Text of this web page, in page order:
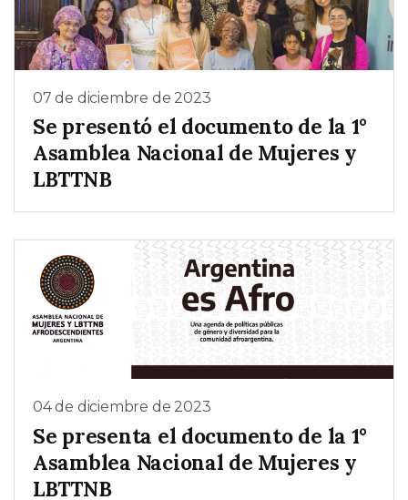
07 de diciembre de 2023
Se presentó el documento de la 1°
Asamblea Nacional de Mujeres y
LBTTNB
04 de diciembre de 2023
Se presenta el documento de la 1°
Asamblea Nacional de Mujeres y
LBTTNB